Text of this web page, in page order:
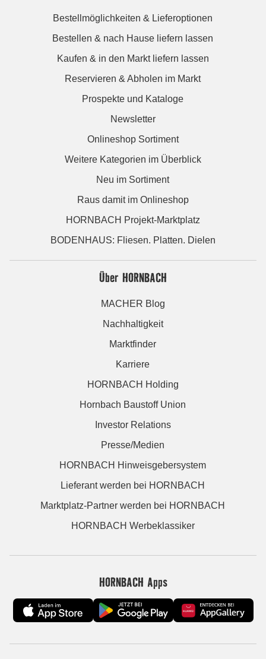
Bestellmöglichkeiten & Lieferoptionen
Bestellen & nach Hause liefern lassen
Kaufen & in den Markt liefern lassen
Reservieren & Abholen im Markt
Prospekte und Kataloge
Newsletter
Onlineshop Sortiment
Weitere Kategorien im Überblick
Neu im Sortiment
Raus damit im Onlineshop
HORNBACH Projekt-Marktplatz
BODENHAUS: Fliesen. Platten. Dielen
Über HORNBACH
MACHER Blog
Nachhaltigkeit
Marktfinder
Karriere
HORNBACH Holding
Hornbach Baustoff Union
Investor Relations
Presse/Medien
HORNBACH Hinweisgebersystem
Lieferant werden bei HORNBACH
Marktplatz-Partner werden bei HORNBACH
HORNBACH Werbeklassiker
HORNBACH Apps